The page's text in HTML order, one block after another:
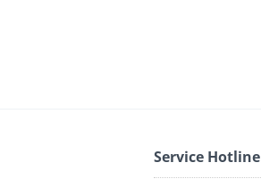
Service Hotline